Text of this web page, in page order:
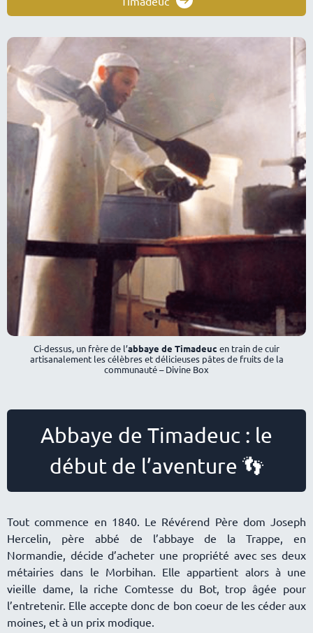
Ci-dessus, un frère de l’abbaye de Timadeuc en train de cuir
artisanalement les célèbres et délicieuses pâtes de fruits de la
communauté – Divine Box
Abbaye de Timadeuc : le
début de l’aventure 👣
Tout commence en 1840. Le Révérend Père dom Joseph
Hercelin, père abbé de l’abbaye de la Trappe, en
Normandie, décide d’acheter une propriété avec ses deux
métairies dans le Morbihan. Elle appartient alors à une
vieille dame, la riche Comtesse du Bot, trop âgée pour
l’entretenir. Elle accepte donc de bon coeur de les céder aux
moines, et à un prix modique.